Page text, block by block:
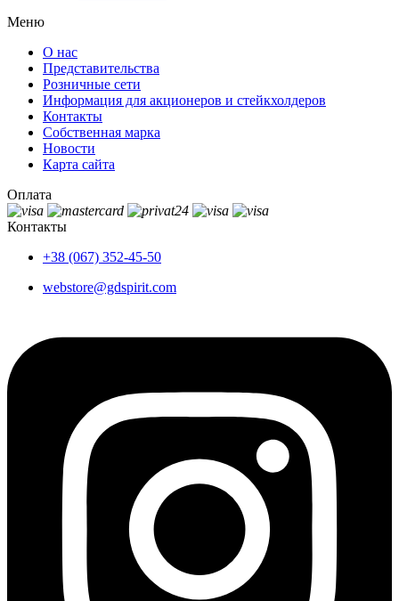
Меню
О нас
Представительства
Розничные сети
Информация для акционеров и стейкхолдеров
Контакты
Собственная марка
Новости
Карта сайта
Оплата
Контакты
+38 (067) 352-45-50
webstore@gdspirit.com